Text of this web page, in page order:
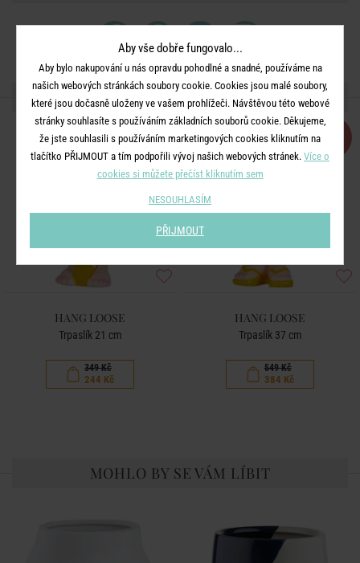
DALŠÍ PRODUKTY ZE SÉRIE
-30%
HANG LOOSE
Trpaslík 21 cm
349 Kč
244 Kč
-30
HANG LOOSE
Trpaslík 37 cm
549 Kč
384 Kč
MOHLO BY SE VÁM LÍBIT
Aby vše dobře fungovalo...
Aby bylo nakupování u nás opravdu pohodlné a snadné, používáme na
našich webových stránkách soubory cookie. Cookies jsou malé soubory,
které jsou dočasně uloženy ve vašem prohlížeči. Návštěvou této webové
stránky souhlasíte s používáním základních souborů cookie. Děkujeme,
že jste souhlasili s používáním marketingových cookies kliknutím na
tlačítko PŘIJMOUT a tím podpořili vývoj našich webových stránek. Více o
cookies si můžete přečíst kliknutím sem
NESOUHLASÍM
PŘIJMOUT